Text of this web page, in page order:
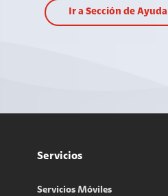
Ir a Sección de Ayuda
Servicios
Servicios Móviles